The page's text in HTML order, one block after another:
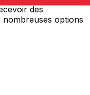
des
options